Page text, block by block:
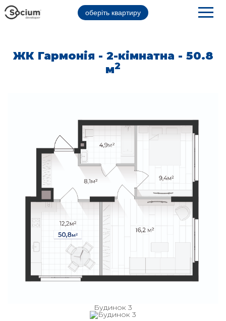
оберіть квартиру
ЖК Гармонія - 2-кімнатна - 50.8
м2
Будинок 3